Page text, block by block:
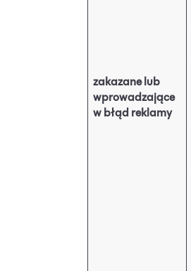
zakazane lub
wprowadzające
w błąd reklamy